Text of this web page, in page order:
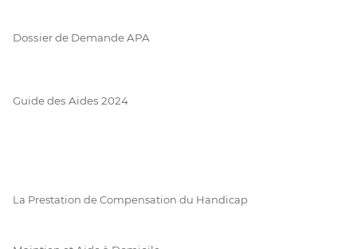
Dossier de Demande APA
Guide des Aides 2024
La Prestation de Compensation du Handicap